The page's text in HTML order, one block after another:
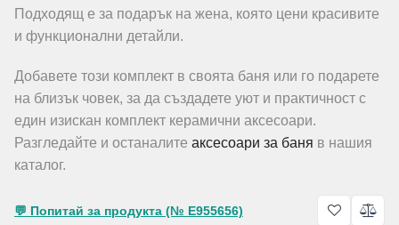
Подходящ е за подарък на жена, която цени красивите
и функционални детайли.
Добавете този комплект в своята баня или го подарете
на близък човек, за да създадете уют и практичност с
един изискан комплект керамични аксесоари.
Разгледайте и останалите аксесоари за баня в нашия
каталог.
💬 Попитай за продукта (№ E955656)